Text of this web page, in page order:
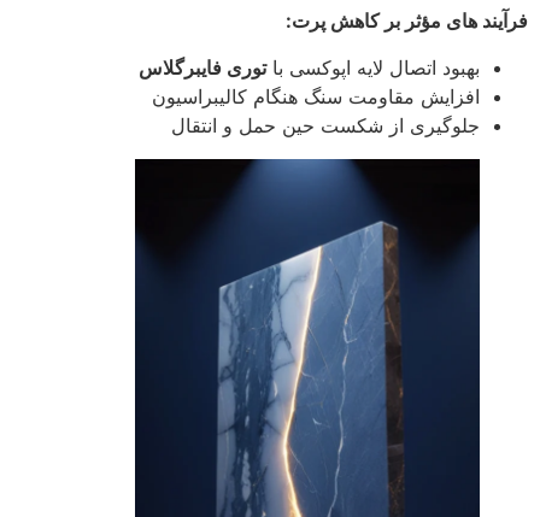
فرآیند های مؤثر بر کاهش پرت:
بهبود اتصال لایه اپوکسی باتوری فایبرگلاس
افزایش مقاومت سنگ هنگام کالیبراسیون
جلوگیری از شکست حین حمل و انتقال